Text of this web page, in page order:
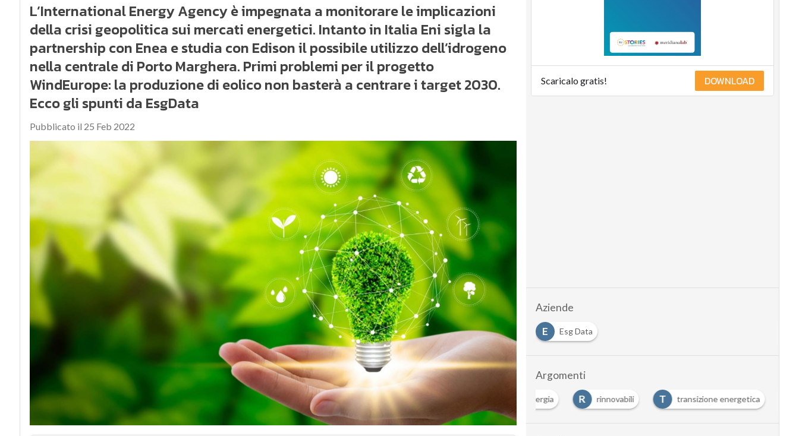
L’International Energy Agency è impegnata a monitorare le implicazioni
della crisi geopolitica sui mercati energetici. Intanto in Italia Eni sigla la
partnership con Enea e studia con Edison il possibile utilizzo dell’idrogeno
nella centrale di Porto Marghera. Primi problemi per il progetto
WindEurope: la produzione di eolico non basterà a centrare i target 2030.
Ecco gli spunti da EsgData
Pubblicato il 25 Feb 2022
Scaricalo gratis! DOWNLOAD
Aziende
E
Esg Data
Argomenti
energia R rinnovabili T transizione energetica